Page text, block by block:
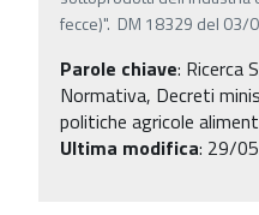
fecce)". DM 18329 del 03/
Parole chiave: Ricerca
Normativa, Decreti
politiche agricole
Ultima modifica: 29/